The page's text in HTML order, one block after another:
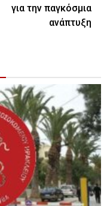
για την παγκόσμια
ανάπτυξη